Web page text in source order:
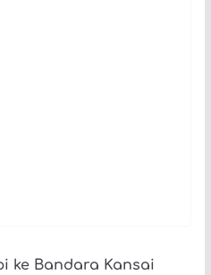
ke Bandara Kansai